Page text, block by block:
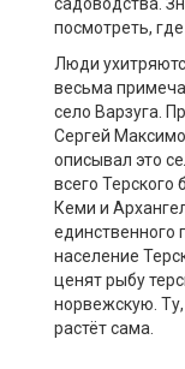
садоводства.
посмотреть,
Люди
весьма
село Варзуга.
Сергей
описывал это
всего
Кеми и
единственного
население
ценят рыбу
норвежскую.
растёт сама.